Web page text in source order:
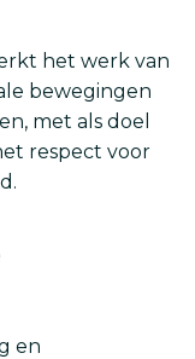
het werk van
bewegingen
met als doel
respect voor
en